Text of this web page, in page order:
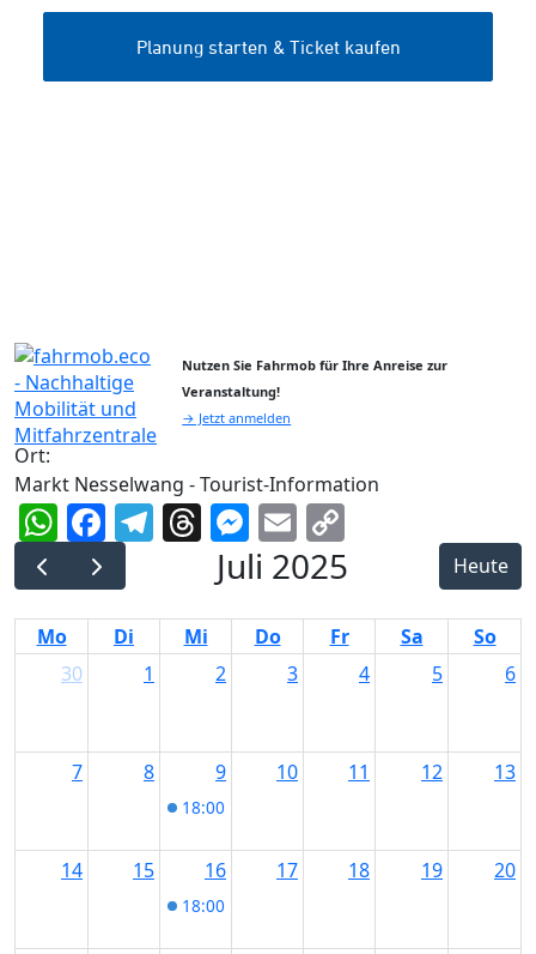
Nutzen Sie Fahrmob für Ihre Anreise zur
Veranstaltung!
→ Jetzt anmelden
Ort:
Markt Nesselwang - Tourist-Information
WhatsApp
Facebook
Telegram
Threads
Messenger
Email
Link
Juli 2025 Heute
Mo Di Mi Do Fr Sa
So
30
1 2 3 4 5 6
7 8 9
18:00
10 11 12 13
14 15 16
18:00
17 18 19 20